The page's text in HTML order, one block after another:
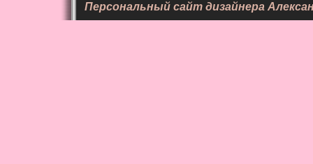
Персональный сайт дизайнера